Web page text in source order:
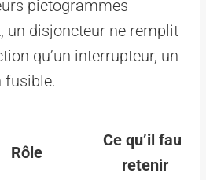
pictogrammes
un disjoncteur ne remplit
qu’un interrupteur, un
fusible.
Rôle
Ce qu’il faut
retenir